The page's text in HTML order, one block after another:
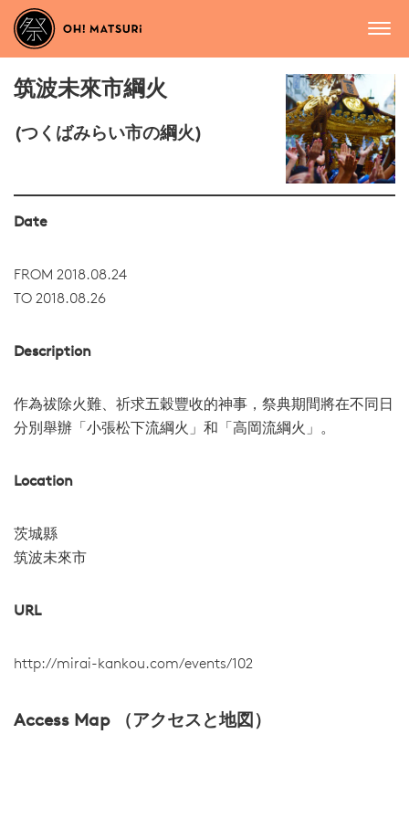
筑波未來市綱火
(つくばみらい市の綱火)
Date
FROM 2018.08.24
TO 2018.08.26
Description
作為祓除火難、祈求五穀豐收的神事，祭典期間將在不同日
分別舉辦「小張松下流綱火」和「高岡流綱火」。
Location
茨城縣
筑波未來市
URL
http://mirai-kankou.com/events/102
Access Map （アクセスと地図）